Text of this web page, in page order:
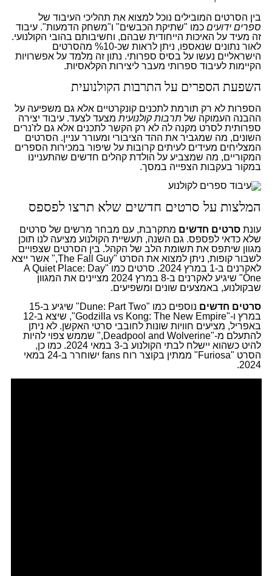
בין הסרטים המובילים נוכל למצוא את תהליכי העיבוד של
ספרים ידועיםכמו "שתיקת הכבשים" ו"משחק הדמעות". עיבוד
זה מעיד על האיכות הייחודית שבהם, וחשיבותם בהובי הקולנועי.
לאור נתונים שנאספו, ניתן לראות שכ-%10 מהסרטים
הישראליים נעשו על בסיס ספרותי. נתון זה מלמד על אפשרויות
הקיימות לעיבוד ספרותי מעבר ליצירות הקלאסיות.
השפעת הספרים על התרבות הקולנועית
הספרות לא רק תורמת לתכנים קונקרטיים אלא גם משפיעה על
ההבנה העמוקה של תרבות קולנועיתמצעד לצעד. עיבוד יצירה
ספרותית לסרט מקנה לה לא רק הקשר לתכנים אלא גם לז'נרים
השונים, מה שמגביר את ההד הציבורי ומעורר עניין. הסרטים
המצליחים מעידים לעיתים קרובות על שיפור במכירות הספרים
המקוריים, מה שמצביע על הולדת קהלים חדשים שהתעניינו
במקור בעקבות הצפייה במסך.
המלצות על סרטים חדשים שלא תרצו לפספס
עונת סרטים חדשים מתקרבת, עם מבחר מרשים של סרטים
שלא כדאי לפספס. גם השנה, תעשיית הקולנוע מציעה לנו תוכן
מגוון שיתפס את תשומת הלב של הקהל. בין הסרטים שצפויים
לשבור קופות, ניתן למצוא את הסרט "The Fall Guy," אשר ייצא
לאקרנים ב-1 במרץ 2024. סרטים כמו "A Quiet Place: Day
One" שיגיע לאקרנים ב-8 במרץ 2024 מציינים את המגוון
שבקולנוע, באמצעים שונים ומשפיעים.
סרטים חדשים
נוספים כמו "Dune: Part Two" שיגיע ב-15
במרץ ו-"Godzilla vs Kong: The New Empire", שיצא ב-12
באפריל, מציעים חוויות שונות לחובבי סרטי האקשן. לא ניתן
להתעלם מ-"Deadpool and Wolverine," שממש צפוי להיות
להיט כשהוא יישלח לבתי הקולנוע ב-3 במאי 2024. כמו כן,
הסרט "Furiosa" ממתין בקוצר רוח fans ישוחרר ב-24 במאי
2024.